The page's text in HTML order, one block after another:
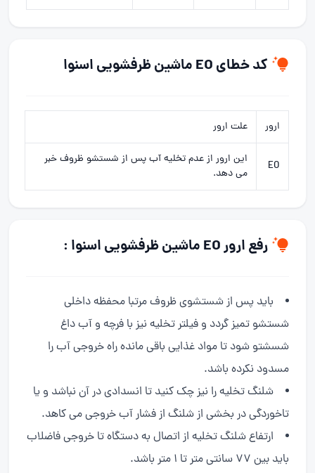
کد خطای EO ماشین ظرفشویی اسنوا
ارور علت ارور
EO
این ارور از عدم تخلیه آب پس از شستشو ظروف خبر
می دهد.
رفع ارور EO ماشین ظرفشویی اسنوا :
باید پس از شستشوی ظروف مرتبا محفظه داخلی
شستشو تمیز گردد و فیلتر تخلیه نیز با فرچه و آب داغ
شسشتو شود تا مواد غذایی باقی مانده راه خروجی آب را
مسدود نکرده باشد.
شلنگ تخلیه را نیز چک کنید تا انسدادی در آن نباشد و یا
تاخوردگی در بخشی از شلنگ از فشار آب خروجی می کاهد.
ارتفاع شلنگ تخلیه از اتصال به دستگاه تا خروجی فاضلاب
باید بین 77 سانتی متر تا 1 متر باشد.